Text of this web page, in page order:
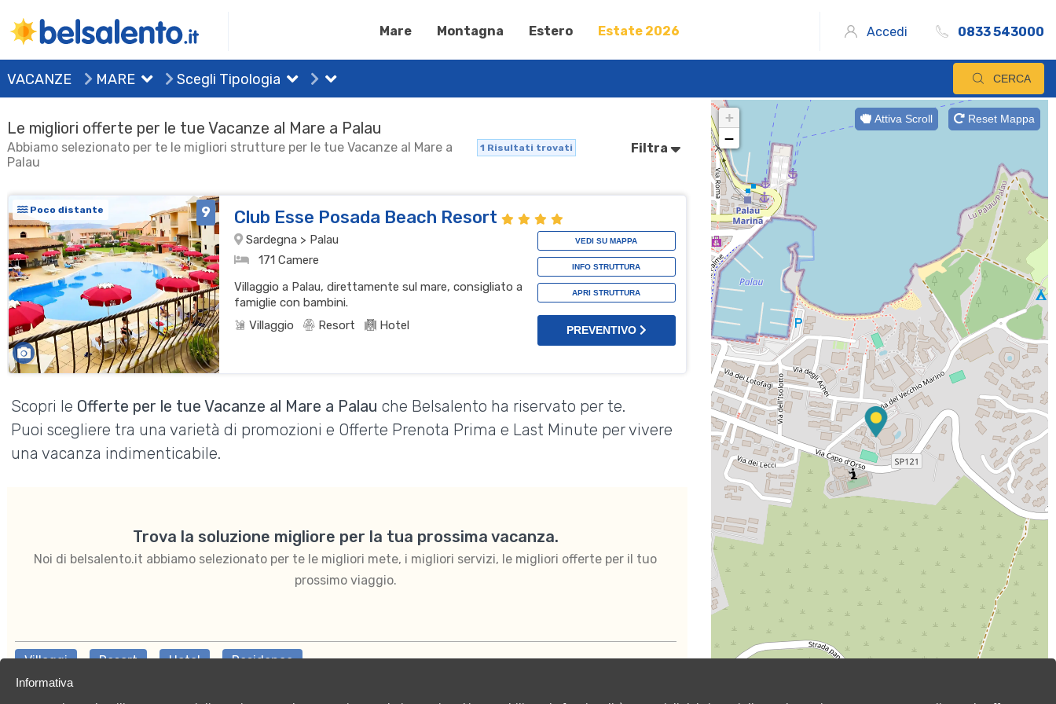
Mare Montagna Estero Estate 2026 Accedi 0833 543000
VACANZE MARE Scegli Tipologia CERCA
Le migliori offerte per le tue Vacanze al Mare a Palau
Abbiamo selezionato per te le migliori strutture per le tue Vacanze al Mare a
Palau
1 Risultati trovati Filtra
Poco distante 9 Club Esse Posada Beach Resort
Sardegna > Palau
171 Camere
Villaggio a Palau, direttamente sul mare, consigliato a
famiglie con bambini.
Villaggio
Resort Hotel
VEDI SU MAPPA
INFO STRUTTURA
APRI STRUTTURA
PREVENTIVO
Scopri le Offerte per le tue Vacanze al Mare a Palau che Belsalento ha riservato per te.
Puoi scegliere tra una varietà di promozioni e Offerte Prenota Prima e Last Minute per vivere
una vacanza indimenticabile.
Trova la soluzione migliore per la tua prossima vacanza.
Noi di belsalento.it abbiamo selezionato per te le migliori mete, i migliori servizi, le migliori offerte per il tuo
prossimo viaggio.
Villaggi Resort Hotel Residence
Attiva Scroll Reset Mappa
+
−
Informativa